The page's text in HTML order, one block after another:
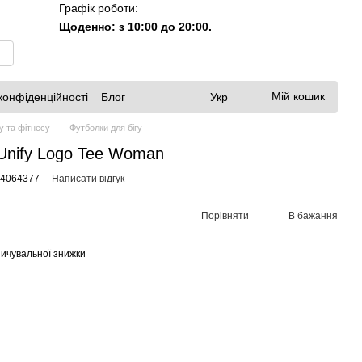
Графік роботи:
Щоденно: з 10:00 до 20:00.
Блог Укр Мій кошик
та фітнесу Футболки для бігу
Logo Tee Woman
Написати відгук
Порівняти В бажання
знижки